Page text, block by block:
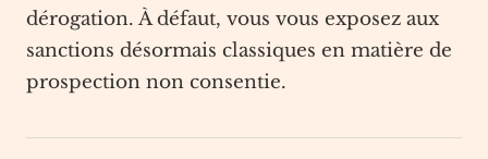
dérogation. À défaut, vous vous exposez aux
sanctions désormais classiques en matière de
prospection non consentie.